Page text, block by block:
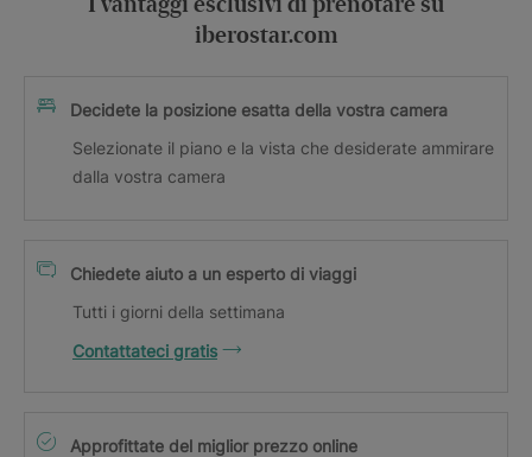
I vantaggi esclusivi di prenotare su
iberostar.com
Decidete la posizione esatta della vostra camera
Selezionate il piano e la vista che desiderate ammirare
dalla vostra camera
Chiedete aiuto a un esperto di viaggi
Tutti i giorni della settimana
Contattateci gratis
Approfittate del miglior prezzo online